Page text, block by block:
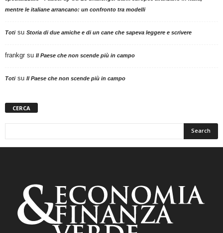
mentre le italiane arrancano: un confronto tra modelli
Totisu Storia di due amiche e di un cane che sapeva leggere e scrivere
frankgr su Il Paese che non scende più in campo
Totisu Il Paese che non scende più in campo
CERCA